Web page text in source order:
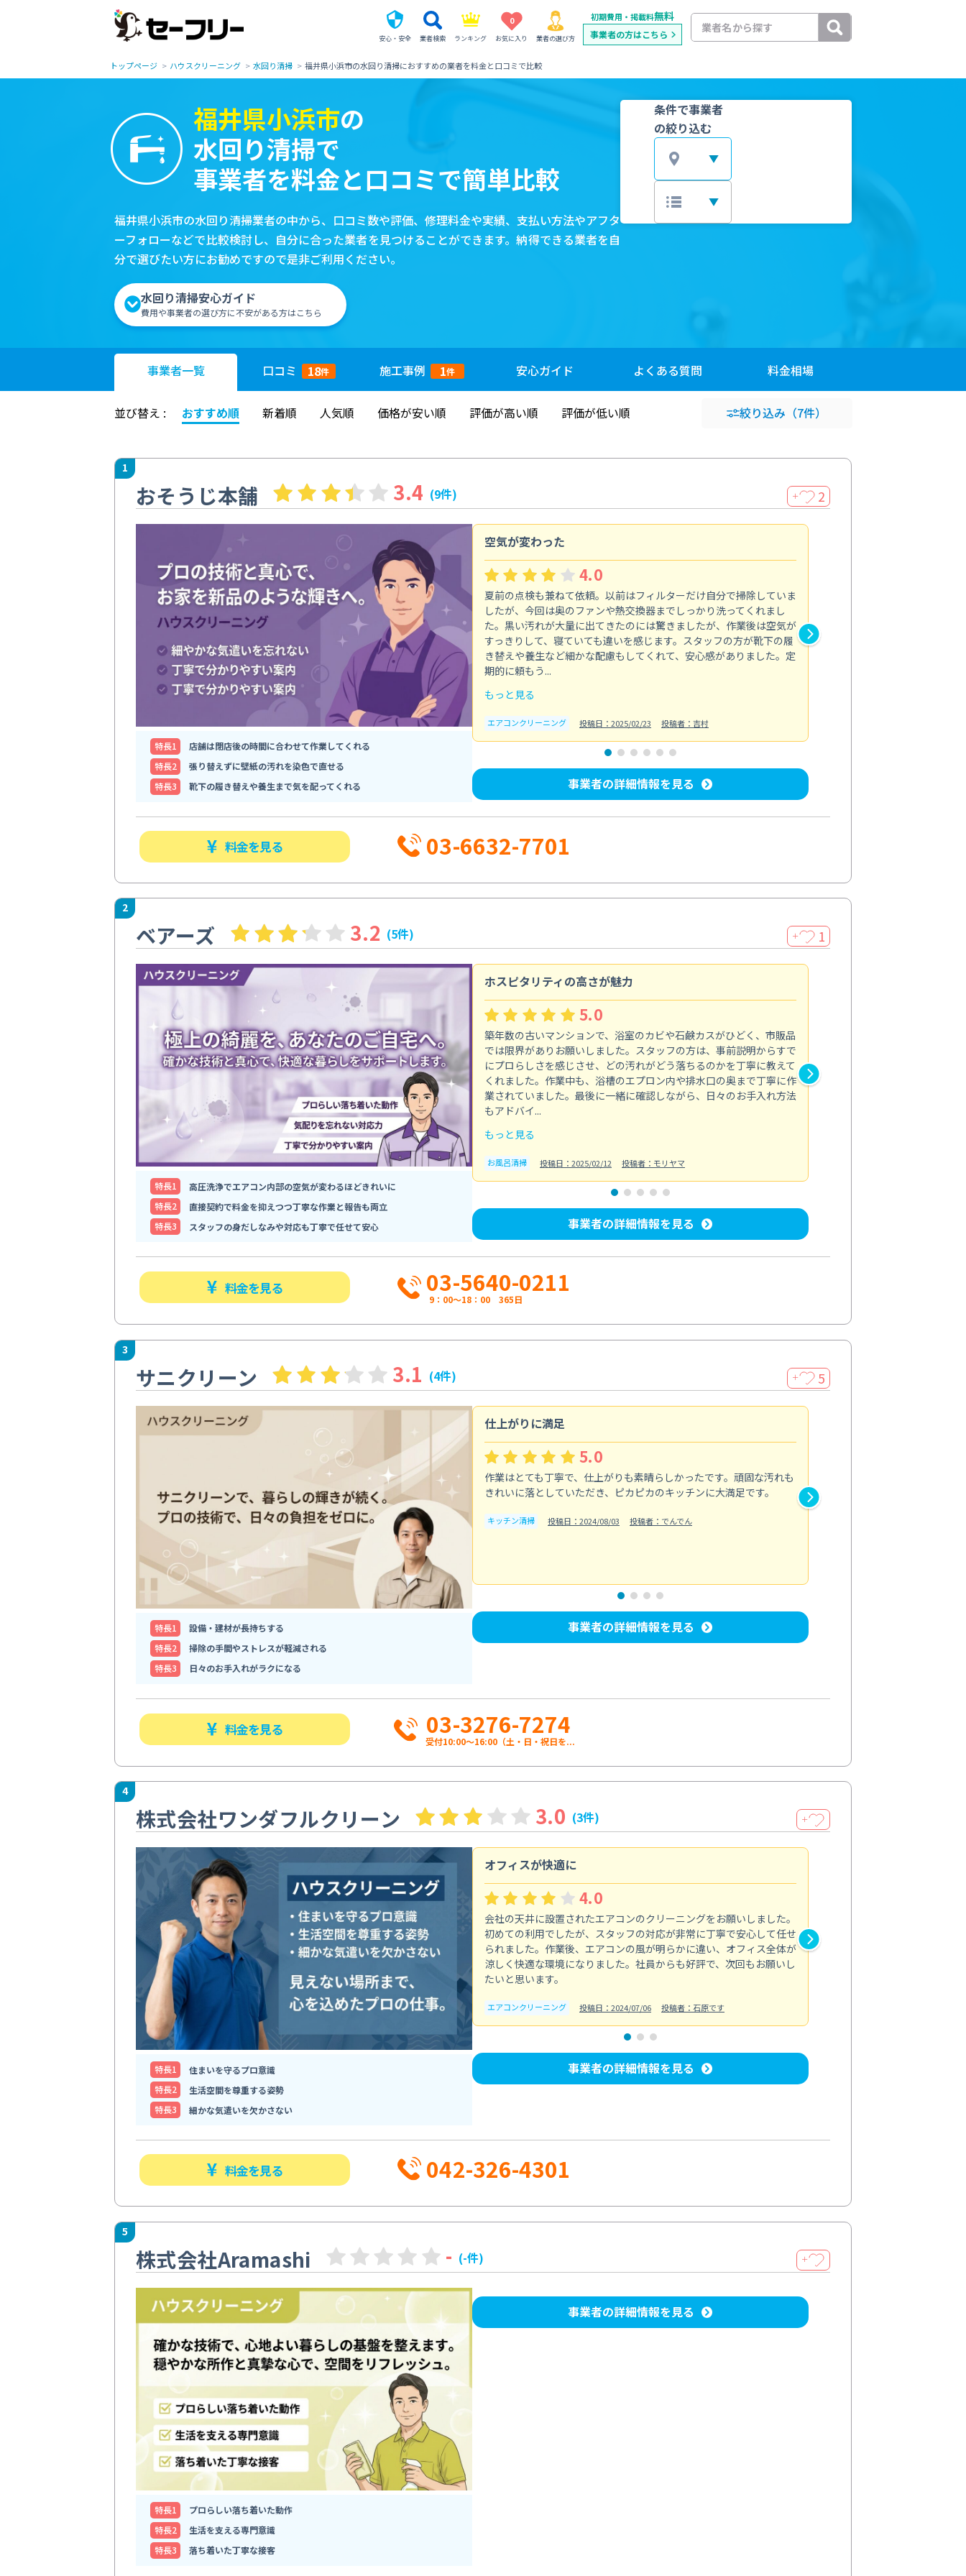
安心・安全 業者検索 ランキング
0
お気に入り 業者の選び方
初期費用・掲載料無料
事業者の方はこちら
トップページ ハウスクリーニング 水回り清掃 福井県小浜市の水回り清掃におすすめの業者を料金と口コミで比較
福井県小浜市の
水回り清掃で
事業者を料金と口コミで簡単比較
福井県小浜市の水回り清掃業者の中から、口コミ数や評価、修理料金や実績、支払い方法やアフタ
ーフォローなどで比較検討し、自分に合った業者を見つけることができます。納得できる業者を自
分で選びたい方にお勧めですので是非ご利用ください。
水回り清掃安心ガイド
費用や事業者の選び方に不安がある方はこちら
条件で事業者
の絞り込む
事業者一覧 口コミ 18件 施工事例 1件 安心ガイド よくある質問 料金相場
並び替え : おすすめ順 新着順 人気順 価格が安い順 評価が高い順 評価が低い順 絞り込み （7件）
1
おそうじ本舗 3.4 (9件) ＋ 2
特⻑1
店舗は閉店後の時間に合わせて作業してくれる
特⻑2
張り替えずに壁紙の汚れを染色で直せる
特⻑3
靴下の履き替えや養生まで気を配ってくれる
空気が変わった
4.0
夏前の点検も兼ねて依頼。以前はフィルターだけ自分で掃除していま
したが、今回は奥のファンや熱交換器までしっかり洗ってくれまし
た。黒い汚れが大量に出てきたのには驚きましたが、作業後は空気が
すっきりして、寝ていても違いを感じます。スタッフの方が靴下の履
き替えや養生など細かな配慮もしてくれて、安心感がありました。定
期的に頼もう...
もっと見る
エアコンクリーニング 投稿日：2025/02/23 投稿者：吉村
事業者の詳細情報を見る
料金を見る 03-6632-7701
2
ベアーズ 3.2 (5件) ＋ 1
特⻑1
高圧洗浄でエアコン内部の空気が変わるほどきれいに
特⻑2
直接契約で料金を抑えつつ丁寧な作業と報告も両立
特⻑3
スタッフの身だしなみや対応も丁寧で任せて安心
ホスピタリティの高さが魅力
5.0
築年数の古いマンションで、浴室のカビや石鹸カスがひどく、市販品
では限界がありお願いしました。スタッフの方は、事前説明からすで
にプロらしさを感じさせ、どの汚れがどう落ちるのかを丁寧に教えて
くれました。作業中も、浴槽のエプロン内や排水口の奥まで丁寧に作
業されていました。最後に一緒に確認しながら、日々のお手入れ方法
もアドバイ...
もっと見る
お風呂清掃 投稿日：2025/02/12 投稿者：モリヤマ
事業者の詳細情報を見る
料金を見る 03-5640-0211
9：00～18：00 365日
3
サニクリーン 3.1 (4件) ＋ 5
特⻑1
設備・建材が長持ちする
特⻑2
掃除の手間やストレスが軽減される
特⻑3
日々のお手入れがラクになる
仕上がりに満足
5.0
作業はとても丁寧で、仕上がりも素晴らしかったです。頑固な汚れも
きれいに落としていただき、ピカピカのキッチンに大満足です。
キッチン清掃 投稿日：2024/08/03 投稿者：でんでん
事業者の詳細情報を見る
料金を見る 03-3276-7274
受付10:00〜16:00（土・日・祝日を...
4
株式会社ワンダフルクリーン 3.0 (3件) ＋
特⻑1
住まいを守るプロ意識
特⻑2
生活空間を尊重する姿勢
特⻑3
細かな気遣いを欠かさない
オフィスが快適に
4.0
会社の天井に設置されたエアコンのクリーニングをお願いしました。
初めての利用でしたが、スタッフの対応が非常に丁寧で安心して任せ
られました。作業後、エアコンの風が明らかに違い、オフィス全体が
涼しく快適な環境になりました。社員からも好評で、次回もお願いし
たいと思います。
エアコンクリーニング 投稿日：2024/07/06 投稿者：石原です
事業者の詳細情報を見る
料金を見る 042-326-4301
5
株式会社Aramashi - (-件) ＋
特⻑1
プロらしい落ち着いた動作
特⻑2
生活を支える専門意識
特⻑3
落ち着いた丁寧な接客
事業者の詳細情報を見る